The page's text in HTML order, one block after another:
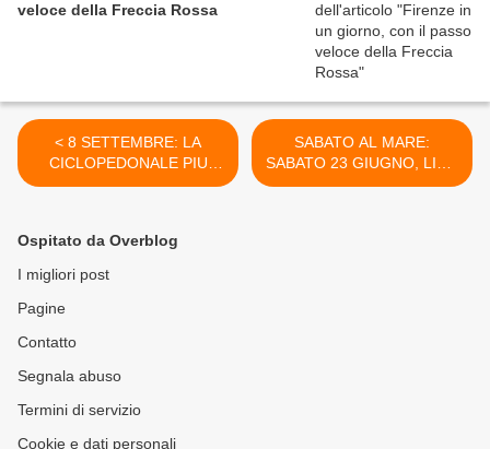
veloce della Freccia Rossa
< 8 SETTEMBRE: LA
CICLOPEDONALE PIU
BELLA DEL MONDO,
NAVIGAZIONE SULLE
TRACCE DI GOETHE
SABATO AL MARE:
SABATO 23 GIUGNO, LIDO
DI CAMAIORE >
Ospitato da Overblog
I migliori post
Pagine
Contatto
Segnala abuso
Termini di servizio
Cookie e dati personali